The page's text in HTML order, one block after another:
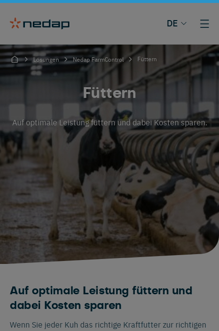
DE
Lösungen Nedap FarmControl Füttern
Füttern
Auf optimale Leistung füttern und dabei Kosten sparen.
Auf optimale Leistung füttern und
dabei Kosten sparen
Wenn Sie jeder Kuh das richtige Kraftfutter zur richtigen